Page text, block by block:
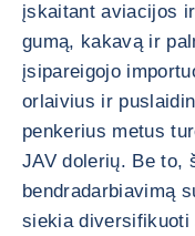
įskaitant aviacijos
gumą, kakavą ir
įsipareigojo
orlaivius ir
penkerius metus
JAV dolerių. Be to,
bendradarbiavimą
siekia diversifikuoti